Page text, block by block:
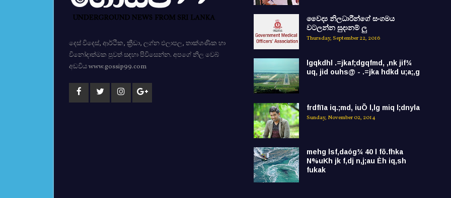
දෙස් විදෙස්, ආර්ථික, ක්‍රීඩා, ලග්න ඵලාපල, තාක්ශණික හා
විනෝදාත්මක පුවත් සඳහා පිවිසෙන්න. අපගේ නිල වෙබ්
අඩවිය www.gossip99.com
වෛද්‍ය නිලධාරීන්ගේ සංගමය
වටලන්න සුදානම් ලු
Thursday, September 22, 2016
lgqkdhl .=jkaf;dgqfmd, ,nk jif¾
uq, jid ouhs@ - .=jka hdkd u;a;,g
frdfïIa iq.;md, iuÕ l,lg miq l;dnyla
Sunday, November 02, 2014
mehg lsf,daóg¾ 40 l fõ.fhka
N%uKh jk f,dj n,j;au Èh iq,sh
fukak